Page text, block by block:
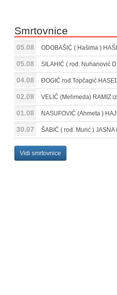
Smrtovnice
05.08 ODOBAŠIĆ ( Hašima )
05.08 SILAHIĆ ( rođ. Nuhanović
04.08 ĐOGIĆ rođ.Topčagić
02.08 VELIĆ (Mehmeda) RAMIZ
01.08 NASUFOVIĆ (Ahmeta )
30.07 ŠABIĆ ( rođ. Murić ) JASNA
Vidi smrtovnice